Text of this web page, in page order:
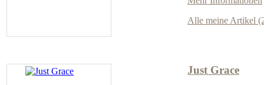
Alle meine Artikel
Just Grace